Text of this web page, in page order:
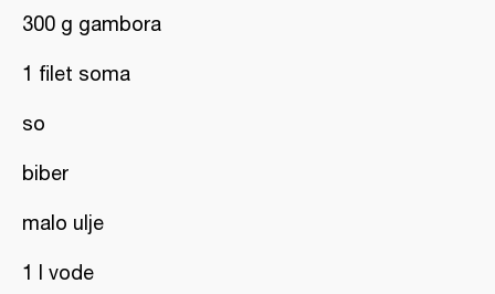
300 g gambora
1 filet soma
so
biber
malo ulje
1 l vode